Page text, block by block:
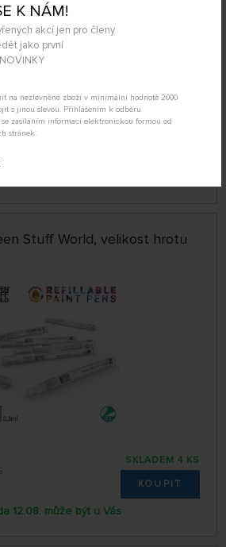
K NÁM!
akcí jen pro členy
jako první
na nezlevněné zboží v minimální hodnotě 2000
s jinou slevou. Přihlášením k odběru
se zasíláním informací elektronickou formou od
stránek.
SKLADEM 1 KS
Stuff World, velikost hrotu
SKLADEM 4 KS
KOUPIT
12.08. může být u Vás